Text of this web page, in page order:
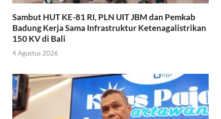
Sambut HUT KE-81 RI, PLN UIT JBM dan Pemkab
Badung Kerja Sama Infrastruktur Ketenagalistrikan
150 KV di Bali
4 Agustus 2026